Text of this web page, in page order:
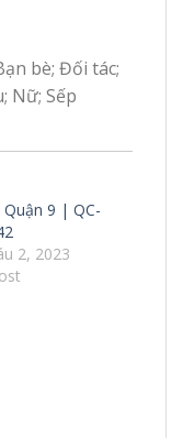
bè; Đối tác;
Nữ; Sếp
9 | QC-
2, 2023